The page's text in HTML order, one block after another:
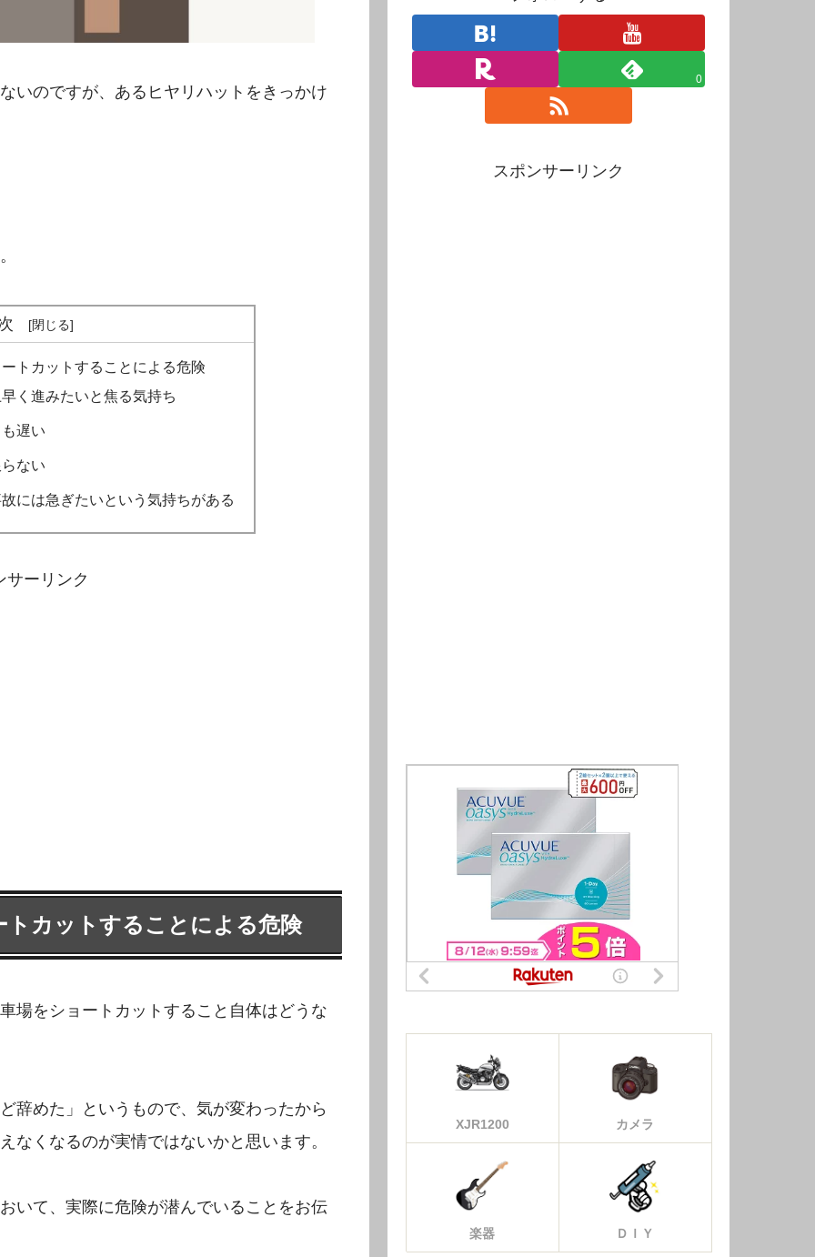
いのですが、あるヒヤリハットをきっかけ
トカットすることによる危険
く進みたいと焦る気持ち
遅い
ない
には急ぎたいという気持ちがある
サーリンク
カットすることによる危険
場をショートカットすること自体はどうな
辞めた」というもので、気が変わったから
なくなるのが実情ではないかと思います。
いて、実際に危険が潜んでいることをお伝
0
スポンサーリンク
XJR1200 カメラ
楽器 ＤＩＹ